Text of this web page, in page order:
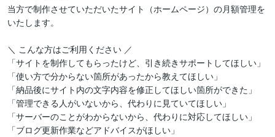
当方で制作させていただいたサイト（ホームページ）の月額管理を
いたします。
＼ こんな方はご利用ください ／
「サイトを制作してもらったけど、引き続きサポートしてほしい」
「使い方で分からない箇所があったから教えてほしい」
「納品後にサイト内の文字内容を修正してほしい箇所ができた」
「管理できる人がいないから、代わりに見ていてほしい」
「サーバーのことがわからないから、代わりに対応してほしい」
「ブログ更新作業などアドバイスがほしい」